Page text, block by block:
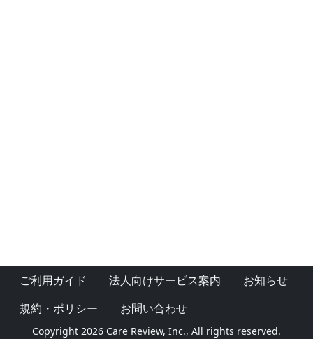
ご利用ガイド 法人向けサービス案内
お知らせ
規約・ポリシー
お問い合わせ
Copyright 2026 Care Review, Inc., All rights reserved.